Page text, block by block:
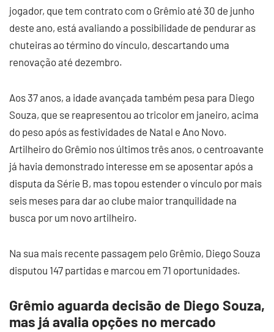
jogador, que tem contrato com o Grêmio até 30 de junho
deste ano, está avaliando a possibilidade de pendurar as
chuteiras ao término do vínculo, descartando uma
renovação até dezembro.
Aos 37 anos, a idade avançada também pesa para Diego
Souza, que se reapresentou ao tricolor em janeiro, acima
do peso após as festividades de Natal e Ano Novo.
Artilheiro do Grêmio nos últimos três anos, o centroavante
já havia demonstrado interesse em se aposentar após a
disputa da Série B, mas topou estender o vínculo por mais
seis meses para dar ao clube maior tranquilidade na
busca por um novo artilheiro.
Na sua mais recente passagem pelo Grêmio, Diego Souza
disputou 147 partidas e marcou em 71 oportunidades.
Grêmio aguarda decisão de Diego Souza,
mas já avalia opções no mercado